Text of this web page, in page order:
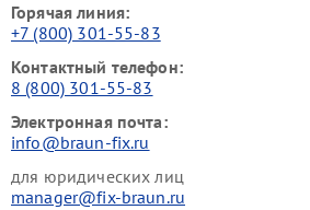
Горячая линия:
+7 (800) 301-55-83
Контактный телефон:
8 (800) 301-55-83
Электронная почта:
info@braun-fix.ru
для юридических лиц
manager@fix-braun.ru